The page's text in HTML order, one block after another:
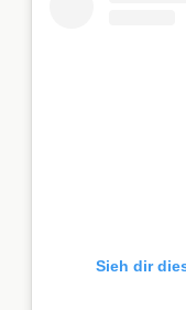
Sieh dir